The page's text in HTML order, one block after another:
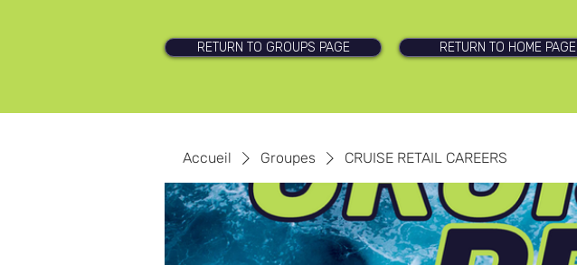
RETURN TO GROUPS PAGE RETURN TO HOME PAGE
Accueil Groupes CRUISE RETAIL CAREERS